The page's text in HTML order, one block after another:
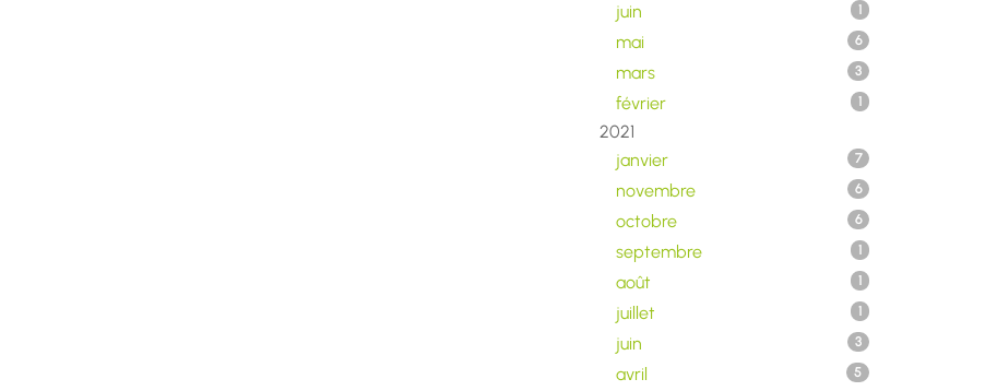
juin 1
mai 6
mars 3
février 1
2021
janvier
7
novembre 6
octobre 6
septembre 1
août 1
juillet 1
juin 3
avril 5